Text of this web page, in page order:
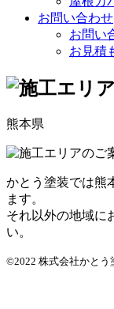
お問い合わせ
お問い
お見積
熊本県
かとう塗装では熊
ます。
それ以外の地域に
い。
©2022 株式会社かとう